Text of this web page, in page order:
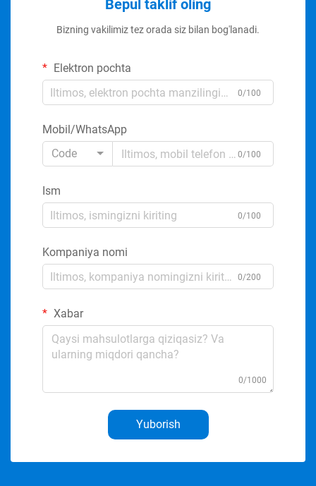
Bepul taklif oling
Bizning vakilimiz tez orada siz bilan bog'lanadi.
Elektron pochta
0/100
Mobil/WhatsApp
Code
0/100
Ism
0/100
Kompaniya nomi
0/200
Xabar
0/1000
Yuborish